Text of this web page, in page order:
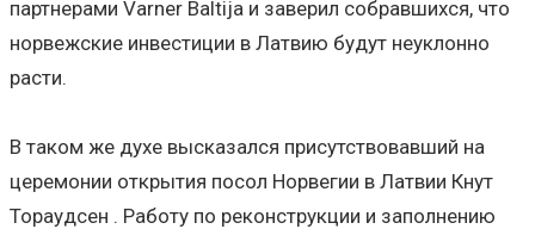
партнерами Varner Baltija и заверил собравшихся, что
норвежские инвестиции в Латвию будут неуклонно
расти.
В таком же духе высказался присутствовавший на
церемонии открытия посол Норвегии в Латвии Кнут
Тораудсен . Работу по реконструкции и заполнению